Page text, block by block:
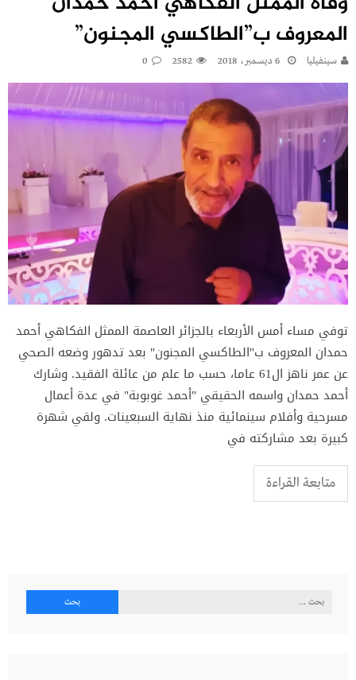
المعروف ب”الطاكسي المجنون”
سينفيليا 6 ديسمبر، 2018 2582
0
توفي مساء أمس الأربعاء بالجزائر العاصمة الممثل الفكاهي أحمد
حمدان المعروف ب"الطاكسي المجنون" بعد تدهور وضعه الصحي
عن عمر ناهز ال61 عاما، حسب ما علم من عائلة الفقيد. وشارك
أحمد حمدان واسمه الحقيقي "أحمد غوبوبة" في عدة أعمال
مسرحية وأفلام سينمائية منذ نهاية السبعينات. ولقي شهرة
كبيرة بعد مشاركته في
متابعة القراءة
البحث